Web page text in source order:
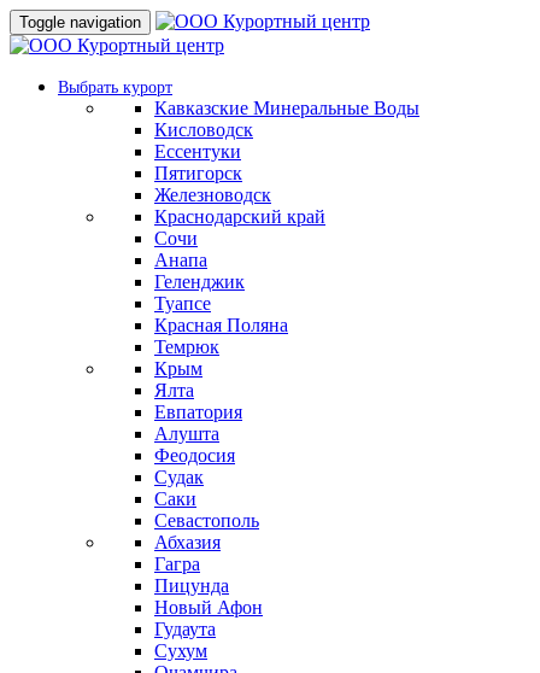
Toggle navigation
Выбрать курорт
Кавказские Минеральные Воды
Кисловодск
Ессентуки
Пятигорск
Железноводск
Краснодарский край
Сочи
Анапа
Геленджик
Туапсе
Красная Поляна
Темрюк
Крым
Ялта
Евпатория
Алушта
Феодосия
Судак
Саки
Севастополь
Абхазия
Гагра
Пицунда
Новый Афон
Гудаута
Сухум